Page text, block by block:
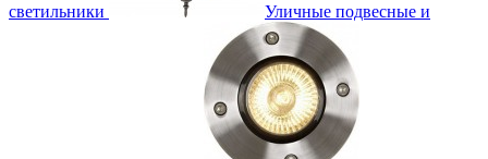
светильники Уличные подвесные и